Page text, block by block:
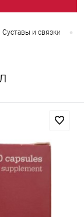
Суставы и связки •